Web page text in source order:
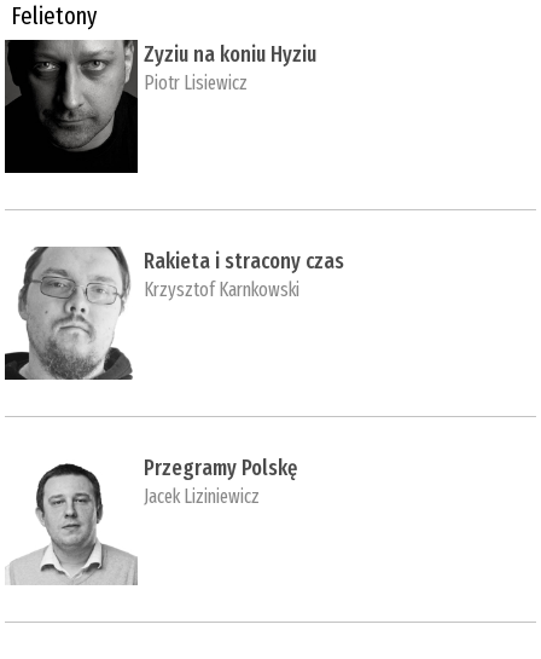
Felietony
Zyziu na koniu Hyziu
Piotr Lisiewicz
Rakieta i stracony czas
Krzysztof Karnkowski
Przegramy Polskę
Jacek Liziniewicz